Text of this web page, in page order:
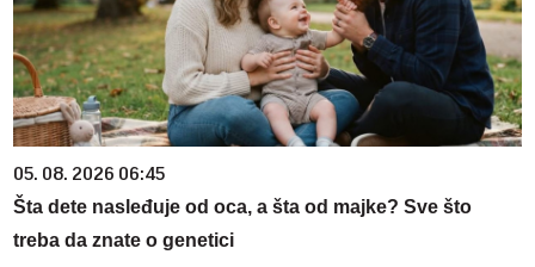
05. 08. 2026 06:45
Šta dete nasleđuje od oca, a šta od majke? Sve što
treba da znate o genetici